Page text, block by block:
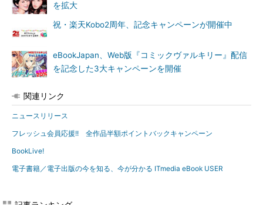
を拡大
祝・楽天Kobo2周年、記念キャンペーンが開催中
eBookJapan、Web版『コミックヴァルキリー』配信
を記念した3大キャンペーンを開催
関連リンク
ニュースリリース
フレッシュ会員応援!! 全作品半額ポイントバックキャンペーン
BookLive!
電子書籍／電子出版の今を知る、今が分かる ITmedia eBook USER